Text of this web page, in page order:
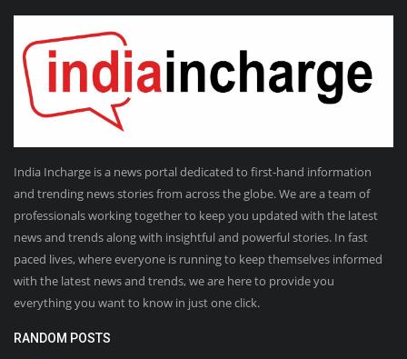
India Incharge is a news portal dedicated to first-hand information
and trending news stories from across the globe. We are a team of
professionals working together to keep you updated with the latest
news and trends along with insightful and powerful stories. In fast
paced lives, where everyone is running to keep themselves informed
with the latest news and trends, we are here to provide you
everything you want to know in just one click.
RANDOM POSTS